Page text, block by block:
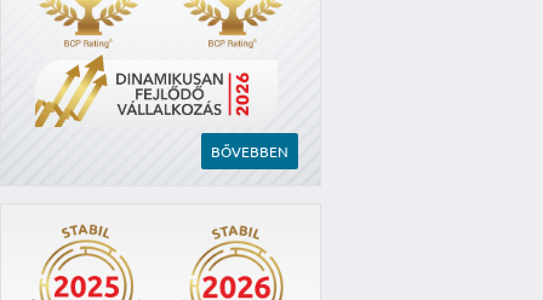
BŐVEBBEN